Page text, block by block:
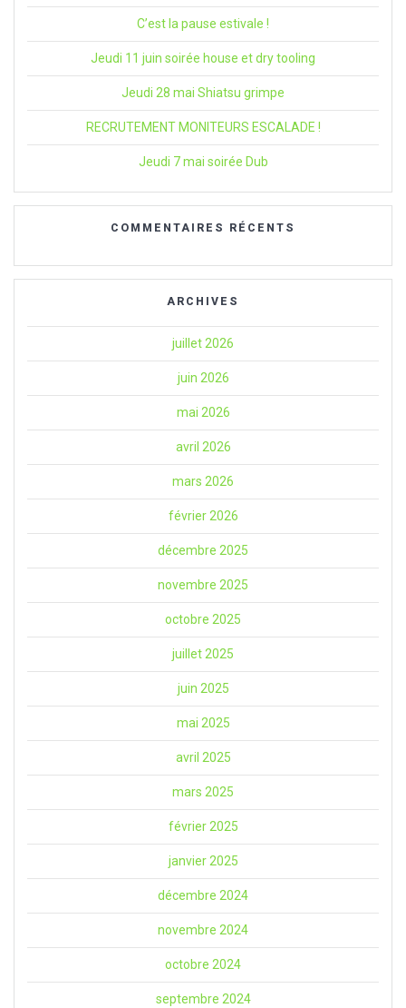
C’est la pause estivale !
Jeudi 11 juin soirée house et dry tooling
Jeudi 28 mai Shiatsu grimpe
RECRUTEMENT MONITEURS ESCALADE !
Jeudi 7 mai soirée Dub
COMMENTAIRES RÉCENTS
ARCHIVES
juillet 2026
juin 2026
mai 2026
avril 2026
mars 2026
février 2026
décembre 2025
novembre 2025
octobre 2025
juillet 2025
juin 2025
mai 2025
avril 2025
mars 2025
février 2025
janvier 2025
décembre 2024
novembre 2024
octobre 2024
septembre 2024